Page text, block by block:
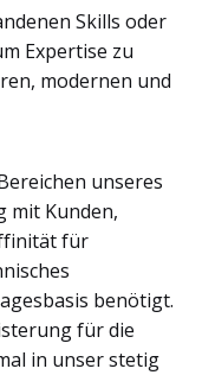
Skills oder
Expertise zu
modernen und
unseres
mit Kunden,
für
benötigt.
für die
in unser stetig